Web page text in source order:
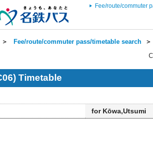
Fee/route/commuter
＞ Fee/route/commuter pass/timetable search ＞
Timetable
for Kōwa,Utsumi